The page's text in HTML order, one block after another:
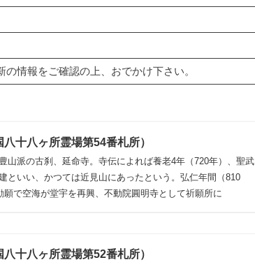
情報をご確認の上、おでかけ下さい。
十八ヶ所霊場第54番札所）
山派の古刹、延命寺。寺伝によれば養老4年（720年）、聖武
といい、かつては近見山にあったという。弘仁年間（810
で空海が堂宇を再興、不動院圓明寺として祈願所に
十八ヶ所霊場第52番札所）